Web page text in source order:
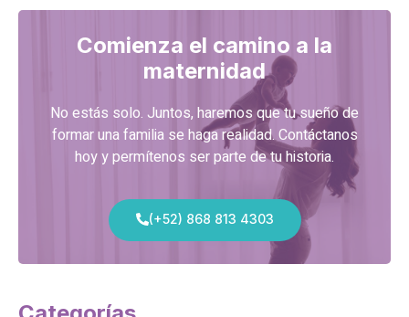
Comienza el camino a la
maternidad
No estás solo. Juntos, haremos que tu sueño de
formar una familia se haga realidad. Contáctanos
hoy y permítenos ser parte de tu historia.
(+52) 868 813 4303